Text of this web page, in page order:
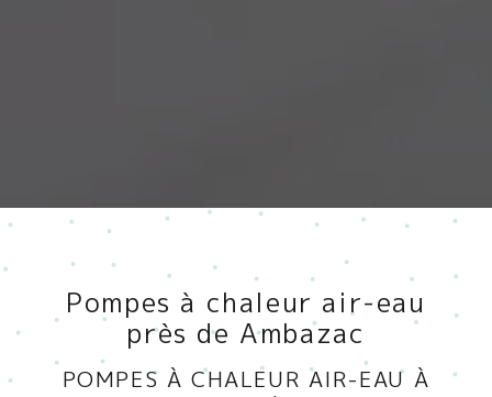
Pompes à chaleur air-eau
près de Ambazac
POMPES À CHALEUR AIR-EAU À